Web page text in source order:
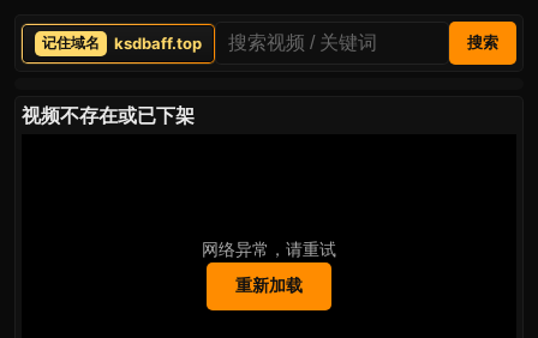
ksdbaff.top 搜索
视频不存在或已下架
网络异常，请重试
重新加载